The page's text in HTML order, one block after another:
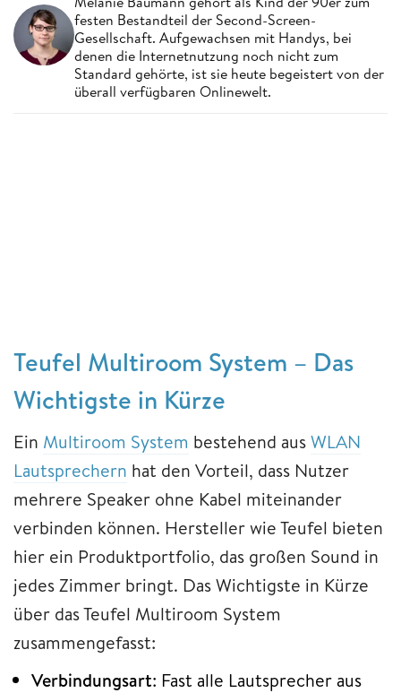
festen Bestandteil der Second-Screen-
Gesellschaft. Aufgewachsen mit Handys, bei
denen die Internetnutzung noch nicht zum
Standard gehörte, ist sie heute begeistert von der
überall verfügbaren Onlinewelt.
Teufel Multiroom System – Das
Wichtigste in Kürze
Ein Multiroom System bestehend ausWLAN
Lautsprechern hat den Vorteil, dass Nutzer
mehrere Speaker ohne Kabel miteinander
verbinden können. Hersteller wie Teufel bieten
hier ein Produktportfolio, das großen Sound in
jedes Zimmer bringt. Das Wichtigste in Kürze
über das Teufel Multiroom System
zusammengefasst:
Verbindungsart: Fast alle Lautsprecher aus